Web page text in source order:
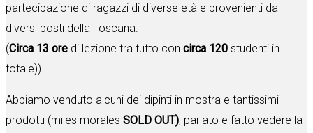
partecipazione di ragazzi di diverse età e provenienti da
diversi posti della Toscana.
(Circa 13 ore di lezione tra tutto con circa 120 studenti in
totale))
Abbiamo venduto alcuni dei dipinti in mostra e tantissimi
prodotti (miles morales SOLD OUT), parlato e fatto vedere la